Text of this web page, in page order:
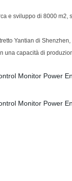
e sviluppo di 8000 m2,
Yantian di
una capacità di